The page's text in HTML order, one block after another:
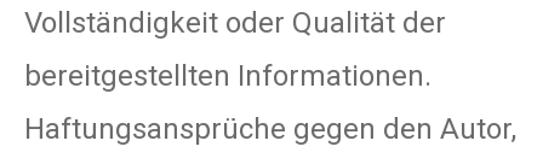
Vollständigkeit oder Qualität der
bereitgestellten Informationen.
Haftungsansprüche gegen den Autor,